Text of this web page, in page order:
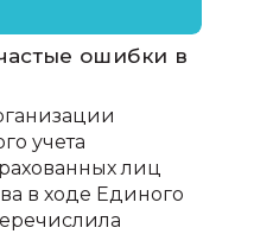
ошибки в
учета
лиц
в ходе Единого